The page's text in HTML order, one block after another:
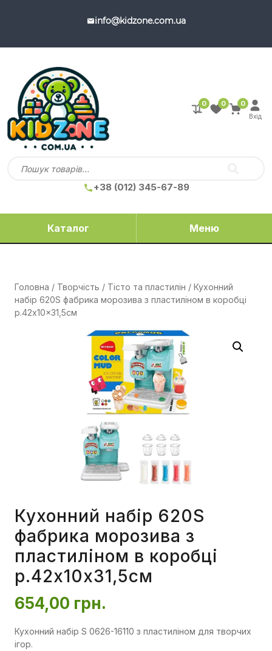
info@kidzone.com.ua
+38 (012) 345-67-89
0 0 0
Вхід
Каталог Меню
Головна / Творчість / Тісто та пластилін / Кухонний
набір 620S фабрика морозива з пластиліном в коробці
р.42x10x31,5см
Кухонний набір 620S
фабрика морозива з
пластиліном в коробці
р.42x10x31,5см
654,00 грн.
Кухонний набір S 0626-16110 з пластиліном для творчих
ігор.